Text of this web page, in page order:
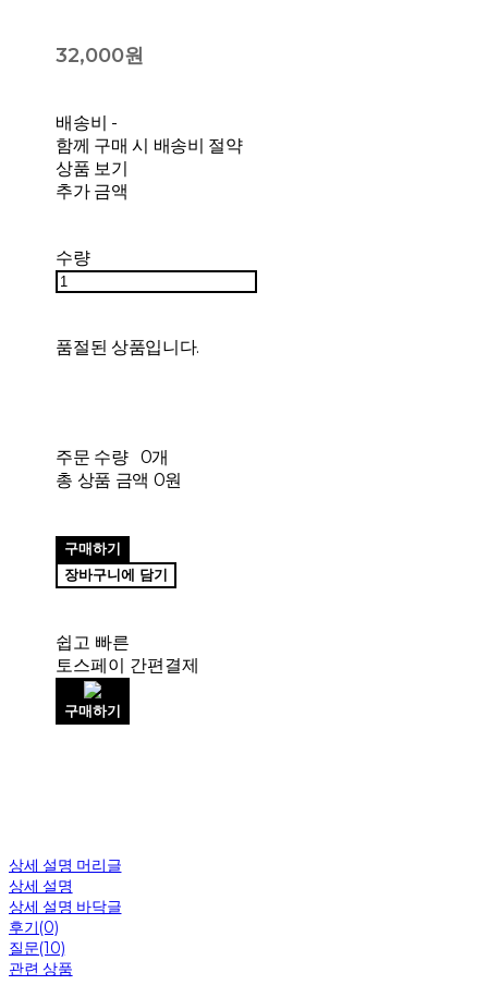
32,000원
배송비 -
함께 구매 시 배송비 절약
상품 보기
추가 금액
수량
품절된 상품입니다.
주문 수량
0개
총 상품 금액 0원
구매하기
장바구니에 담기
쉽고 빠른
토스페이 간편결제
구매하기
상세 설명 머리글
상세 설명
상세 설명 바닥글
후기(0)
질문(10)
관련 상품